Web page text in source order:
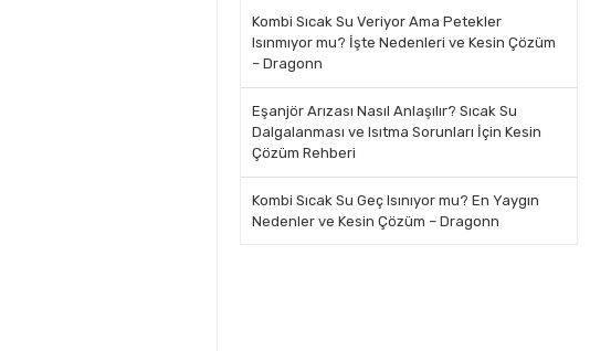
Kombi Sıcak Su Veriyor Ama Petekler
Isınmıyor mu? İşte Nedenleri ve Kesin Çözüm
– Dragonn
Eşanjör Arızası Nasıl Anlaşılır? Sıcak Su
Dalgalanması ve Isıtma Sorunları İçin Kesin
Çözüm Rehberi
Kombi Sıcak Su Geç Isınıyor mu? En Yaygın
Nedenler ve Kesin Çözüm – Dragonn